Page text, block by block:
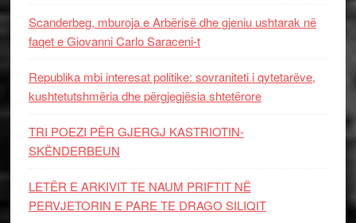
Scanderbeg, mburoja e Arbërisë dhe gjeniu ushtarak në
faqet e Giovanni Carlo Saraceni-t
Republika mbi interesat politike: sovraniteti i qytetarëve,
kushtetutshmëria dhe përgjegjësia shtetërore
TRI POEZI PËR GJERGJ KASTRIOTIN-
SKËNDERBEUN
LETËR E ARKIVIT TE NAUM PRIFTIT NË
PERVJETORIN E PARE TE DRAGO SILIQIT